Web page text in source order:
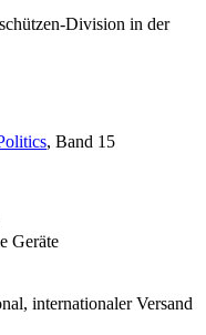
Division in der
, Band 15
Geräte
internationaler Versand